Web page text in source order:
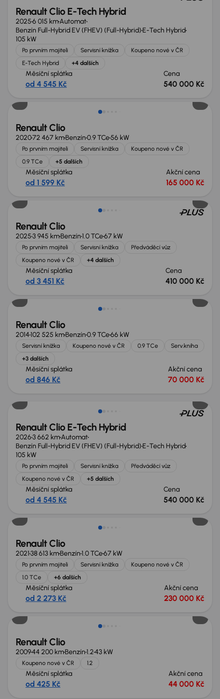
Renault Clio E-Tech Hybrid
20256 015 kmAutomat
Benzín Full-Hybrid EV (FHEV) (Full-Hybrid) E-Tech Hybrid
105 kW
Po prvním majiteli Servisní knížka
Koupeno nové v ČR
E-Tech Hybrid
+4 dalších
Měsíční splátka
od 4 545 Kč
Cena
540 000 Kč
Renault Clio
202072 467 kmBenzín0.9 TCe56 kW
Po prvním majiteli Servisní knížka
Koupeno nové v ČR
0.9 TCe
+5 dalších
Měsíční splátka
od 1 599 Kč
Akční cena
165 000 Kč
Ušetříte 81 500 Kč
Renault Clio
20253 945 kmBenzín1.0 TCe67 kW
Po prvním majiteli Servisní knížka
Předváděcí vůz
Koupeno nové v ČR
+4 dalších
Měsíční splátka
od 3 451 Kč
Cena
410 000 Kč
Renault Clio
2014102 525 kmBenzín0.9 TCe66 kW
Servisní knížka Koupeno nové v ČR 0.9 TCe
Serv.kniha
+3 dalších
Měsíční splátka
od 846 Kč
Akční cena
70 000 Kč
Renault Clio E-Tech Hybrid
20263 662 kmAutomat
Benzín Full-Hybrid EV (FHEV) (Full-Hybrid) E-Tech Hybrid
105 kW
Po prvním majiteli Servisní knížka
Předváděcí vůz
Koupeno nové v ČR
+5 dalších
Měsíční splátka
od 4 545 Kč
Cena
540 000 Kč
Možnost odpočtu DPH
Renault Clio
202138 613 kmBenzín1.0 TCe67 kW
Po prvním majiteli Servisní knížka
Koupeno nové v ČR
1.0 TCe
+6 dalších
Měsíční splátka
od 2 273 Kč
Akční cena
230 000 Kč
Renault Clio
200944 200 kmBenzín1.243 kW
Koupeno nové v ČR 1.2
Měsíční splátka
od 425 Kč
Akční cena
44 000 Kč
Zlevněno o 111 300 Kč